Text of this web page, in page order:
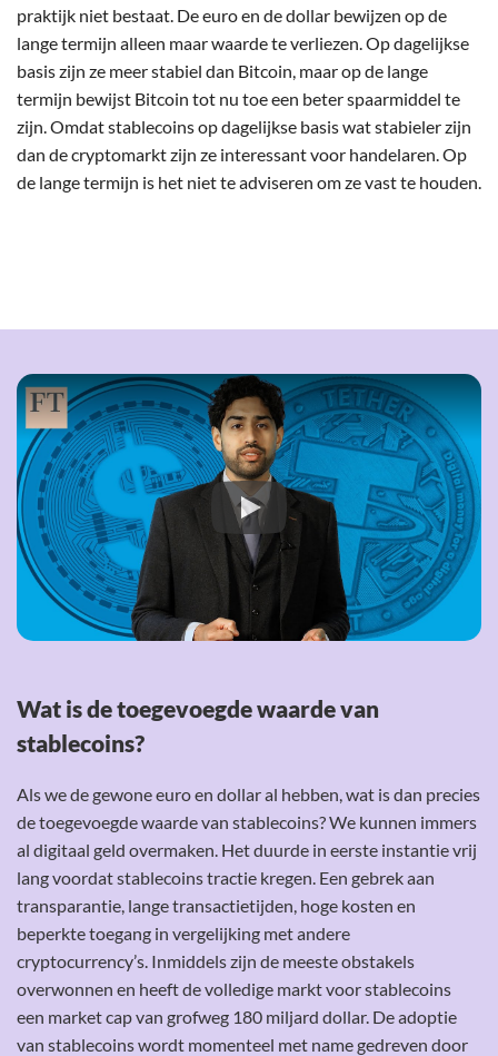
praktijk niet bestaat. De euro en de dollar bewijzen op de
lange termijn alleen maar waarde te verliezen. Op dagelijkse
basis zijn ze meer stabiel dan Bitcoin, maar op de lange
termijn bewijst Bitcoin tot nu toe een beter spaarmiddel te
zijn. Omdat stablecoins op dagelijkse basis wat stabieler zijn
dan de cryptomarkt zijn ze interessant voor handelaren. Op
de lange termijn is het niet te adviseren om ze vast te houden.
Wat is de toegevoegde waarde van
stablecoins?
Als we de gewone euro en dollar al hebben, wat is dan precies
de toegevoegde waarde van stablecoins? We kunnen immers
al digitaal geld overmaken. Het duurde in eerste instantie vrij
lang voordat stablecoins tractie kregen. Een gebrek aan
transparantie, lange transactietijden, hoge kosten en
beperkte toegang in vergelijking met andere
cryptocurrency’s. Inmiddels zijn de meeste obstakels
overwonnen en heeft de volledige markt voor stablecoins
een market cap van grofweg 180 miljard dollar. De adoptie
van stablecoins wordt momenteel met name gedreven door